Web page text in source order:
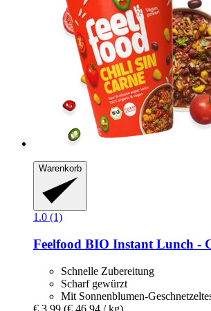
Warenkorb
1.0 (1)
Feelfood BIO Instant Lunch -​
Schnelle Zubereitung
Scharf gewürzt
Mit Sonnenblumen-
€ 3,99 (€ 46,94 / kg)